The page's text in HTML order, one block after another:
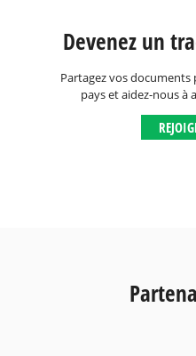
Devenez un
Partagez vos
pays et aidez-nous à